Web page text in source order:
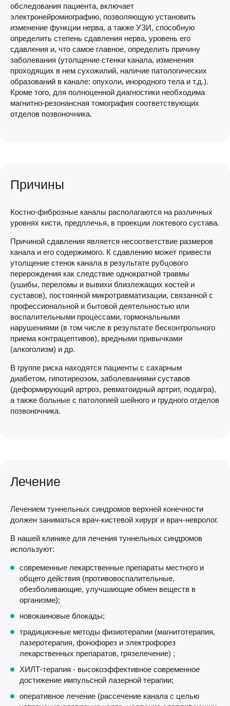
обследования пациента, включает
электронейромиографию, позволяющую установить
изменение функции нерва, а также УЗИ, способную
определить степень сдавления нерва, уровень его
сдавления и, что самое главное, определить причину
заболевания (утолщение стенки канала, изменения
проходящих в нем сухожилий, наличие патологических
образований в канале: опухоли, инородного тела и т.д.).
Кроме того, для полноценной диагностики необходима
магнитно-резонансная томография соответствующих
отделов позвоночника.
Причины
Костно-фиброзные каналы располагаются на различных
уровнях кисти, предплечья, в проекции локтевого сустава.
Причиной сдавления является несоответствие размеров
канала и его содержимого. К сдавлению может привести
утолщение стенок канала в результате рубцового
перерождения как следствие однократной травмы
(ушибы, переломы и вывихи близлежащих костей и
суставов), постоянной микротравматизации, связанной с
профессиональной и бытовой деятельностью или
воспалительными процессами, гормональными
нарушениями (в том числе в результате бесконтрольного
приема контрацептивов), вредными привычками
(алкоголизм) и др.
В группе риска находятся пациенты с сахарным
диабетом, гипотиреозом, заболеваниями суставов
(деформирующий артроз, ревматоидный артрит, подагра),
а также больные с патологией шейного и грудного отделов
позвоночника.
Лечение
Лечением туннельных синдромов верхней конечности
должен заниматься врач-кистевой хирург и врач-невролог.
В нашей клинике для лечения туннельных синдромов
используют:
современные лекарственные препараты местного и
общего действия (противовоспалительные,
обезболивающие, улучшающие обмен веществ в
организме);
новокаиновые блокады;
традиционные методы физиотерапии (магнитотерапия,
лазеротерапия, фонофорез и электрофорез
лекарственных препаратов, грязелечение) ;
ХИЛТ-терапия - высокоэффективное современное
достижение импульсной лазерной терапии;
оперативное лечение (рассечение канала с целью